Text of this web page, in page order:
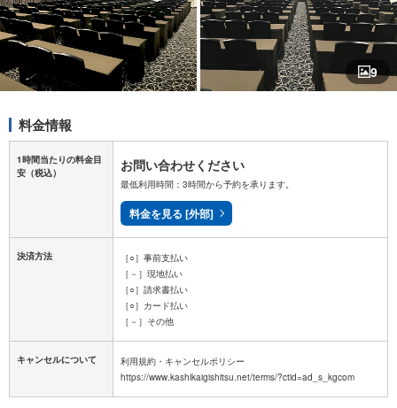
9
料金情報
1時間当たりの料金目
安 （税込） お問い合わせください
最低利用時間：3時間から予約を承ります。
料金を見る [外部]
決済方法
［○］事前支払い
［－］現地払い
［○］請求書払い
［○］カード払い
［－］その他
キャンセルについて
利用規約・キャンセルポリシー